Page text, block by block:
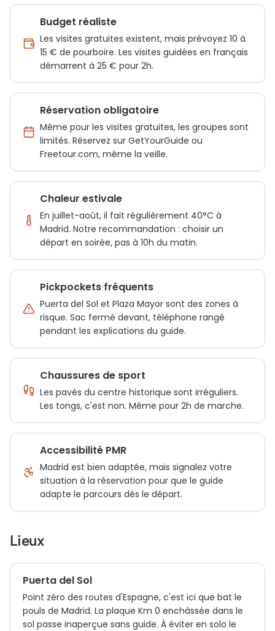
Budget réaliste
Les visites gratuites existent, mais prévoyez 10 à
15 € de pourboire. Les visites guidées en français
démarrent à 25 € pour 2h.
Réservation obligatoire
Même pour les visites gratuites, les groupes sont
limités. Réservez sur GetYourGuide ou
Freetour.com, même la veille.
Chaleur estivale
En juillet-août, il fait régulièrement 40°C à
Madrid. Notre recommandation : choisir un
départ en soirée, pas à 10h du matin.
Pickpockets fréquents
Puerta del Sol et Plaza Mayor sont des zones à
risque. Sac fermé devant, téléphone rangé
pendant les explications du guide.
Chaussures de sport
Les pavés du centre historique sont irréguliers.
Les tongs, c'est non. Même pour 2h de marche.
Accessibilité PMR
Madrid est bien adaptée, mais signalez votre
situation à la réservation pour que le guide
adapte le parcours dès le départ.
Lieux
Puerta del Sol
Point zéro des routes d'Espagne, c'est ici que bat le
pouls de Madrid. La plaque Km 0 enchâssée dans le
sol passe inaperçue sans guide. À éviter en solo le